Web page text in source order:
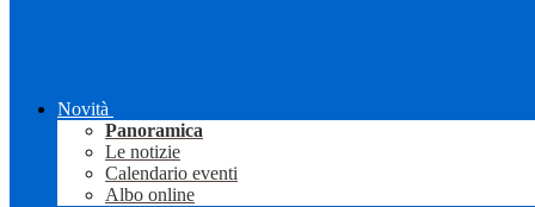
Novità
Panoramica
Le notizie
Calendario eventi
Albo online